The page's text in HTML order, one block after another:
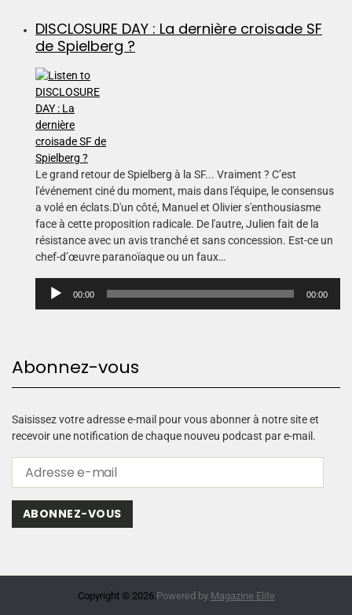
DISCLOSURE DAY : La dernière croisade SF
de Spielberg ?
Le grand retour de Spielberg à la SF... Vraiment ? C’est
l'événement ciné du moment, mais dans l'équipe, le consensus
a volé en éclats.D'un côté, Manuel et Olivier s'enthousiasme
face à cette proposition radicale. De l'autre, Julien fait de la
résistance avec un avis tranché et sans concession. Est-ce un
chef-d’œuvre paranoïaque ou un faux…
u
u
d
o
00:00 00:00
Abonnez-vous
Saisissez votre adresse e-mail pour vous abonner à notre site et
recevoir une notification de chaque nouveu podcast par e-mail.
ABONNEZ-VOUS
Copyright © 2026. Powered by Magazine Elite